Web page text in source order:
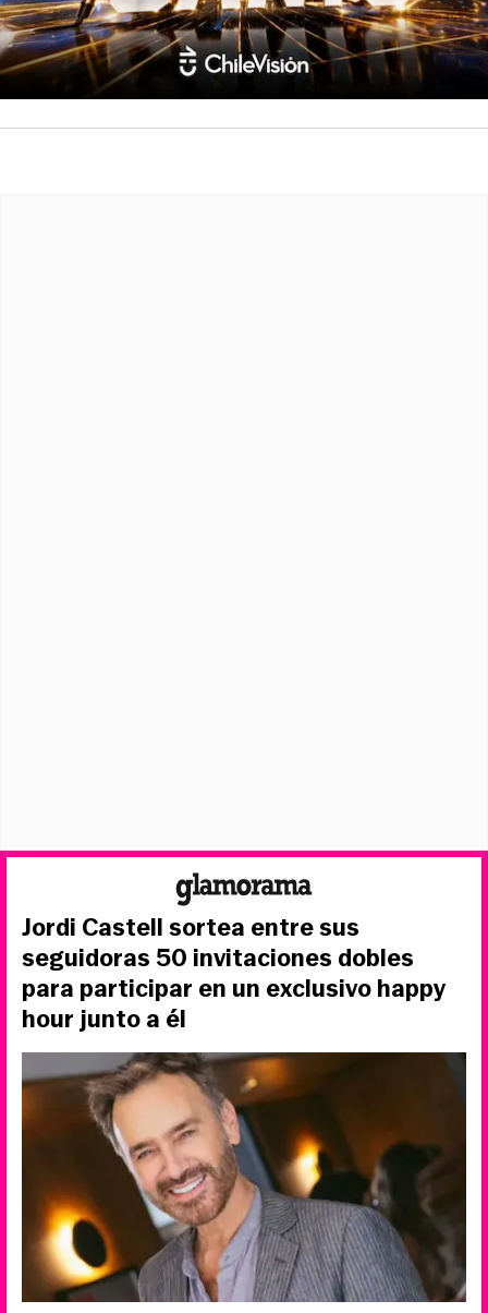
Jordi Castell sortea entre sus
seguidoras 50 invitaciones dobles
para participar en un exclusivo happy
hour junto a él